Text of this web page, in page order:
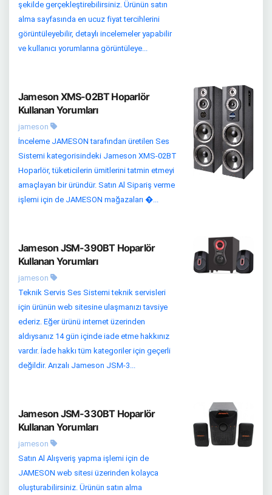
şekilde gerçekleştirebilirsiniz. Ürünün satın
alma sayfasında en ucuz fiyat tercihlerini
görüntüleyebilir, detaylı incelemeler yapabilir
ve kullanıcı yorumlarına görüntüleye...
Jameson XMS-02BT Hoparlör
Kullanan Yorumları
jameson
İnceleme JAMESON tarafından üretilen Ses
Sistemi kategorisindeki Jameson XMS-02BT
Hoparlör, tüketicilerin ümitlerini tatmin etmeyi
amaçlayan bir üründür. Satın Al Sipariş verme
işlemi için de JAMESON mağazaları �...
Jameson JSM-390BT Hoparlör
Kullanan Yorumları
jameson
Teknik Servis Ses Sistemi teknik servisleri
için ürünün web sitesine ulaşmanızı tavsiye
ederiz. Eğer ürünü internet üzerinden
aldıysanız 14 gün içinde iade etme hakkınız
vardır. İade hakkı tüm kategoriler için geçerli
değildir. Arızalı Jameson JSM-3...
Jameson JSM-330BT Hoparlör
Kullanan Yorumları
jameson
Satın Al Alışveriş yapma işlemi için de
JAMESON web sitesi üzerinden kolayca
oluşturabilirsiniz. Ürünün satın alma